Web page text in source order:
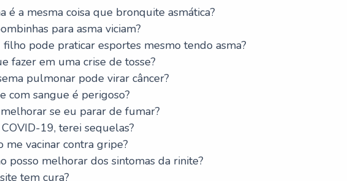
é a mesma coisa que bronquite asmática?
para asma viciam?
filho pode praticar esportes mesmo tendo asma?
fazer em uma crise de tosse?
pulmonar pode virar câncer?
com sangue é perigoso?
se eu parar de fumar?
19, terei sequelas?
me vacinar contra gripe?
posso melhorar dos sintomas da rinite?
tem cura?